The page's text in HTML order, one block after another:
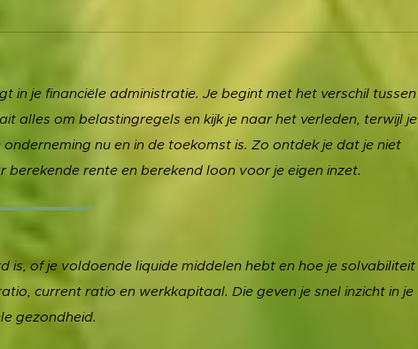
in je financiële administratie. Je begint met het verschil tussen
alles om belastingregels en kijk je naar het verleden, terwijl je
nu en in de toekomst is. Zo ontdek je dat je niet
rente en berekend loon voor je eigen inzet.
is, of je voldoende liquide middelen hebt en hoe je solvabiliteit
current ratio en werkkapitaal. Die geven je snel inzicht in je
gezondheid.